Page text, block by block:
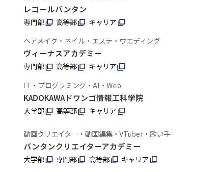
レコールバンタン
専門部 高等部
キャリア
ヘアメイク・ネイル・エステ・ウエディング
ヴィーナスアカデミー
専門部 高等部
キャリア
IT・プログラミング・AI・Web
KADOKAWAドワンゴ情報工科学院
大学部 高等部 キャリア
動画クリエイター・動画編集・VTuber・歌い手
バンタンクリエイターアカデミー
大学部 専門部 高等部
キャリア